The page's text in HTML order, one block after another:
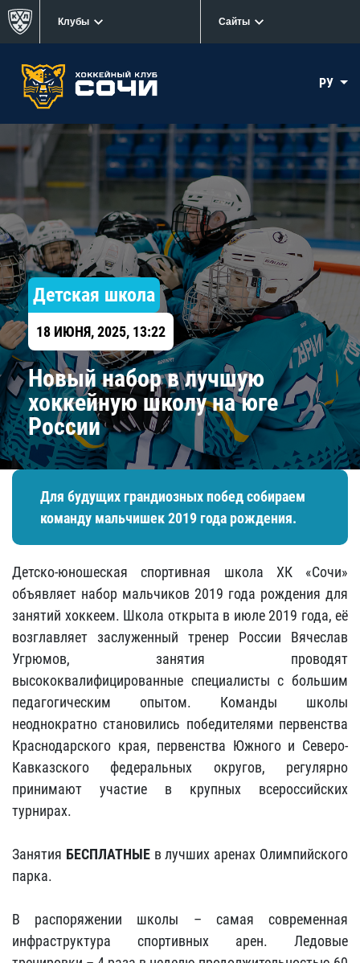
Клубы Сайты
РУ
Детская школа
18 ИЮНЯ, 2025, 13:22
Новый набор в лучшую
хоккейную школу на юге
России
Для будущих грандиозных побед собираем
команду мальчишек 2019 года рождения.
Детско-юношеская спортивная школа ХК «Сочи»
объявляет набор мальчиков 2019 года рождения для
занятий хоккеем. Школа открыта в июле 2019 года, её
возглавляет заслуженный тренер России Вячеслав
Угрюмов, занятия проводят
высококвалифицированные специалисты с большим
педагогическим опытом. Команды школы
неоднократно становились победителями первенства
Краснодарского края, первенства Южного и Северо-
Кавказского федеральных округов, регулярно
принимают участие в крупных всероссийских
турнирах.
Занятия БЕСПЛАТНЫЕв лучших аренах Олимпийского
парка.
В распоряжении школы – самая современная
инфраструктура спортивных арен. Ледовые